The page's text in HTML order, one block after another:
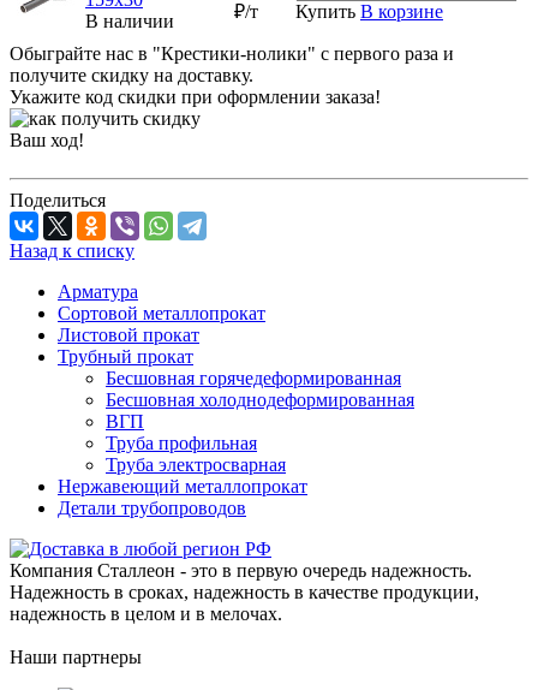
В наличии
₽/т
Купить В корзине
Обыграйте нас в "Крестики-нолики" с первого раза и
получите скидку на доставку.
Укажите код скидки при оформлении заказа!
Ваш ход!
Поделиться
Назад к списку
Арматура
Сортовой металлопрокат
Листовой прокат
Трубный прокат
Бесшовная горячедеформированная
Бесшовная холоднодеформированная
ВГП
Труба профильная
Труба электросварная
Нержавеющий металлопрокат
Детали трубопроводов
Компания Сталлеон - это в первую очередь надежность.
Надежность в сроках, надежность в качестве продукции,
надежность в целом и в мелочах.
Наши партнеры